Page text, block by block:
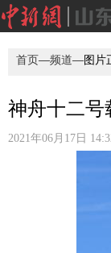
首页—频道—图片
神舟十二号
2021年06月17日